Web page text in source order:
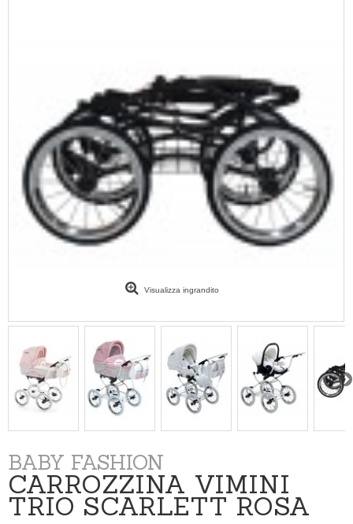
Visualizza ingrandito
BABY FASHION
CARROZZINA VIMINI
TRIO SCARLETT ROSA